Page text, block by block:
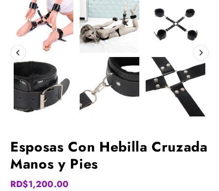
Esposas Con Hebilla Cruzada
Manos y Pies
RD$1,200.00